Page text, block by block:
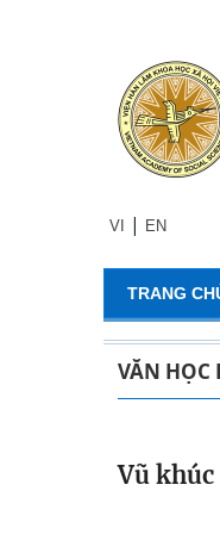
VI | EN
TRANG
VĂN HỌC
Vũ